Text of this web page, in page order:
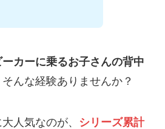
ーカーに乗るお子さんの背中
そんな経験ありませんか？
人気なのが、
シリーズ累計